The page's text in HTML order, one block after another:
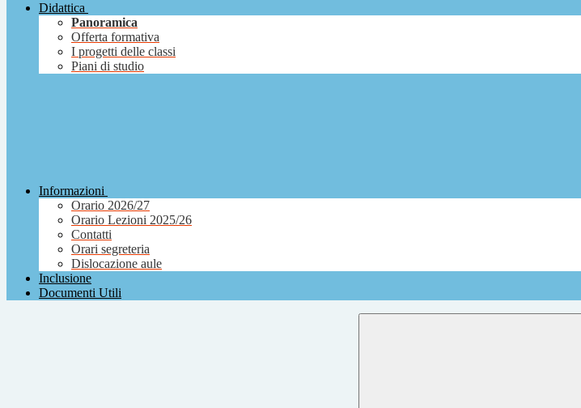
Didattica
Panoramica
Offerta formativa
I progetti delle classi
Piani di studio
Informazioni
Orario 2026/27
Orario Lezioni 2025/26
Contatti
Orari segreteria
Dislocazione aule
Inclusione
Documenti Utili